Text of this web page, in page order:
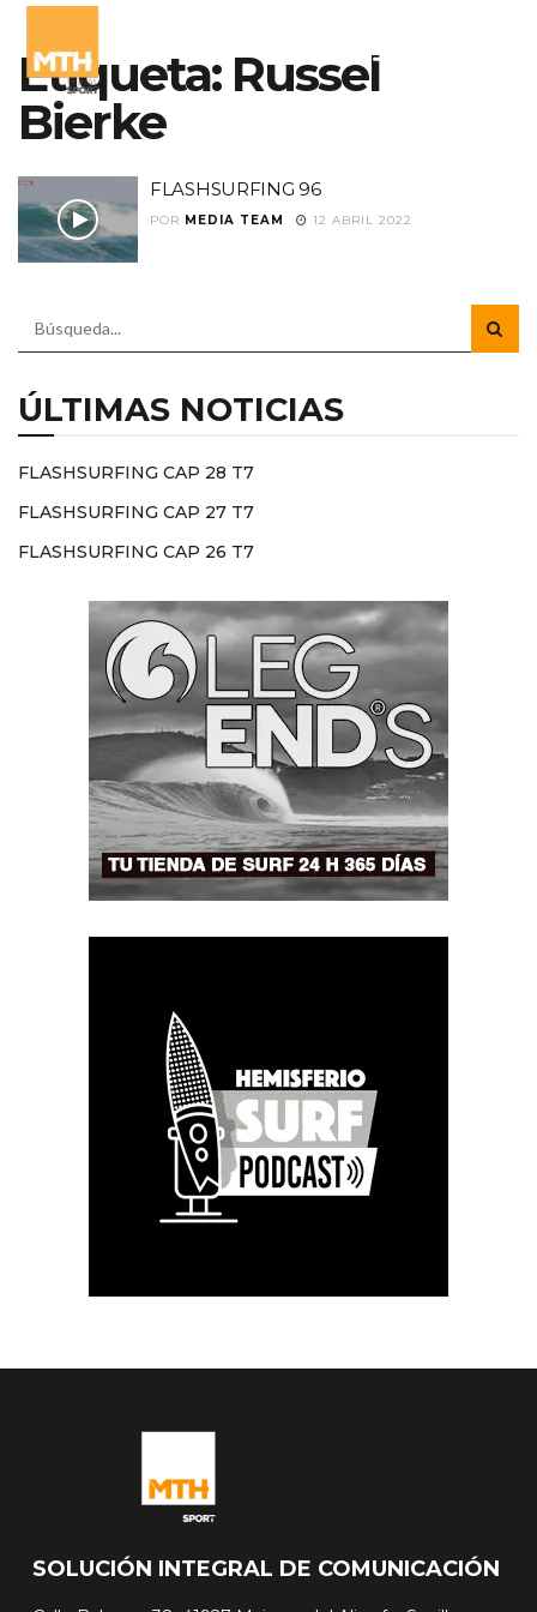
Etiqueta: Russel
Bierke
FLASHSURFING 96
POR MEDIA TEAM 12 ABRIL 2022
ÚLTIMAS NOTICIAS
FLASHSURFING CAP 28 T7
FLASHSURFING CAP 27 T7
FLASHSURFING CAP 26 T7
SOLUCIÓN INTEGRAL DE COMUNICACIÓN